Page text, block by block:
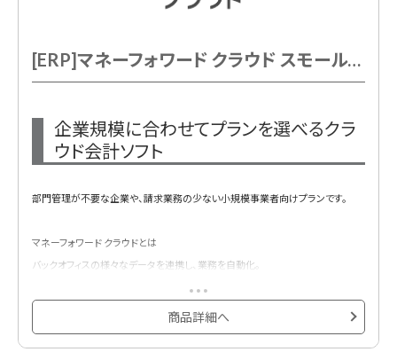
[ERP]マネーフォワード クラウド スモールビジネス 基本料金 年額
企業規模に合わせてプランを選べるクラ
ウド会計ソフト
部門管理が不要な企業や、請求業務の少ない小規模事業者向けプランです。
マネーフォワード クラウドとは
バックオフィスの様々なデータを連携し、業務を自動化。
経理や人事労務の面倒な作業を効率化するクラウドサービスです。
商品詳細へ